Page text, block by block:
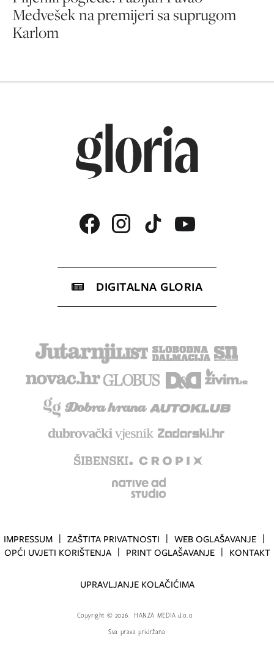
Medvešek na premijeri sa suprugom
Karlom
DIGITALNA GLORIA
IMPRESSUM ZAŠTITA PRIVATNOSTI
WEB OGLAŠAVANJE
OPĆI UVJETI KORIŠTENJA
PRINT OGLAŠAVANJE KONTAKT
UPRAVLJANJE KOLAČIĆIMA
Copyright © 2026.
HANZA MEDIA d.o.o
Sva prava pridržana